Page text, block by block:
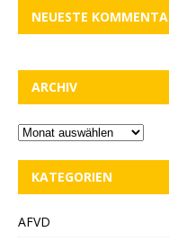
NEUESTE
ARCHIV
KATEGORIEN
AFVD